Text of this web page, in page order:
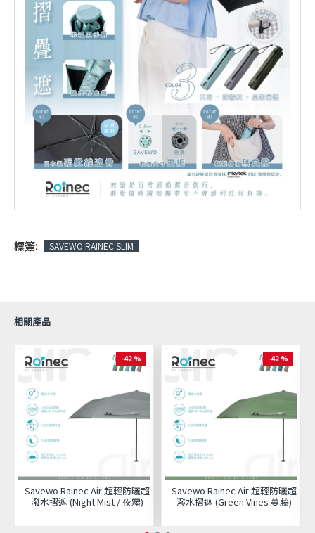
標簽: SAVEWO RAINEC SLIM
相關產品
-42 %
Savewo Rainec Air 超輕防曬超
潑水摺遮 (Night Mist / 夜霧)
-42 %
Savewo Rainec Air 超輕防曬超
潑水摺遮 (Green Vines 蔓藤)